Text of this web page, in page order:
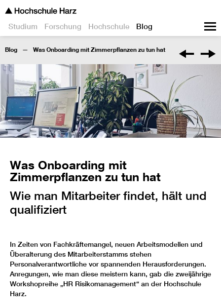
Studium Forschung Hochschule Blog
Blog Was Onboarding mit Zimmerpflanzen zu tun hat
Was Onboarding mit
Zimmerpflanzen zu tun hat
Wie man Mitarbeiter findet, hält und
qualifiziert
In Zeiten von Fachkräftemangel, neuen Arbeitsmodellen und
Überalterung des Mitarbeiterstamms stehen
Personalverantwortliche vor spannenden Herausforderungen.
Anregungen, wie man diese meistern kann, gab die zweijährige
Workshopreihe „HR Risikomanagement“ an der Hochschule
Harz.